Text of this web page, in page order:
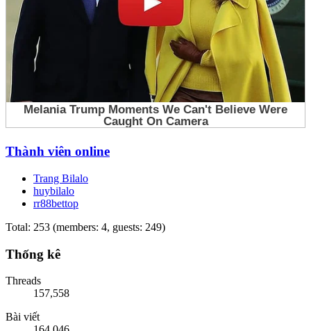
Thành viên online
Trang Bilalo
huybilalo
rr88bettop
Total: 253 (members: 4, guests: 249)
Thống kê
Threads
157,558
Bài viết